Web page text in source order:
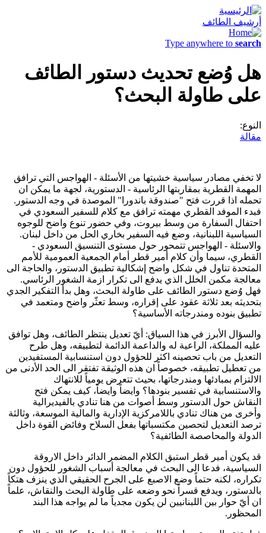
أرشيف الطائف
Type anywhere to search
هل وُضع تحديث دستور الطائف
على طاولة البحث؟
النوع:
مقالة
لا تخفي مصادر سياسية خشيتها من الأسئلة - الهواجس التي ترافق
المهمة القطرية بمقاربتها الرئاسية - الدستورية، لجهة ما يمكن ان
تحمله اذا قررت فتح "صندوقة باندورا" الموصدة في وجه الدستور.
فبدء الموفد القطري مهمته ترافق مع كلام للسفير السعودي في
احتفال السفارة من وسط بيروت، وفي حضور تنوع واضح للوجوه
السياسية اللبنانية، وضع فيه السفير بخاري الحل من داخل لبنان.
والاسئلة - الهواجس تتمحور حول مستوى التنسيق السعودي -
القطري، سيما وأن كلام أمير قطر أمام الجمعية العمومية للأمم
المتحدة تناول في شكل واضح إشكالية تطبيق الدستور، والحاجة الى
معالجة مكمن الخلل الذي يدفع الى تكرار ازمة الشغور الرئاسي.
فهل وُضع دستور الطائف على طاولة البحث، وهل بدأ التفكير الجدي
بتحديثه بعد ثلاثة عقود على إقراره، وسط تعثّر واضح ومتعمد في
تطبيق بنوده ومندرجاته الأساسية؟
والسؤال الأبرز في هذا السياق: أيّ تعديل ينتظر الطائف، وهل توافق
عليه المملكة، الراعية له والداعمة الدائمة لتطبيقه، وهل طرح
التعديل من باب تحصينه اكثر للحؤول دون استنسابية المستفيدين
من تعطيل تطبيقه، خصوصاً ان هذه الوثيقة تفتقر الى الحد الأدنى من
الالتزام بمبادئها ومندرجاتها، بحيث تتعرض يومياً للانتهاك
والاستنسابية في تفسير بنودها؟ وايضاً وايضاً، كيف يمكن فتح
النقاش حول الدستور وسط أصوات من هنا تنادي بالفيديرالية
وأخرى من هناك تنادي باللامركزية الإدارية والمالية الموسعة، وثالثة
ترصد التعديل لتحصين مكتسباتها بفعل السلاح وفائض القوة داخل
الدولة والمحاصصة الطائفية؟
قد يكون أمير قطر استبق الكلام المضمر الدائر داخل الاروقة
السياسية، فدعا الى البحث في معالجة أسباب الشغور للحؤول دون
تكراره، لكنه حتماً وضع الاصبع على الجرح الحقيقي الذي ينزف هتكاً
بالدستور، ويدفع قسراً نحو وضعه على طاولة البحث والنقاش، علماً
ان أيّ حوار بين اللبنانيين لن يكون مجدياً ما لم يواجه هذا البند
المحظور.